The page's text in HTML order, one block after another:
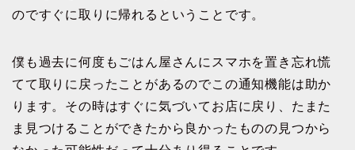
のですぐに取りに帰れるということです。
僕も過去に何度もごはん屋さんにスマホを置き忘れ慌
てて取りに戻ったことがあるのでこの通知機能は助か
ります。その時はすぐに気づいてお店に戻り、たまた
ま見つけることができたから良かったものの見つから